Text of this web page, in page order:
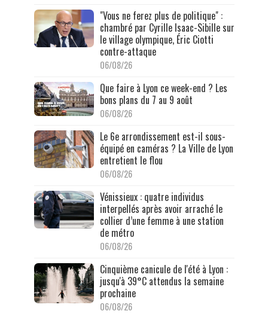
"Vous ne ferez plus de politique" :
chambré par Cyrille Isaac-Sibille sur
le village olympique, Éric Ciotti
contre-attaque
06/08/26
Que faire à Lyon ce week-end ? Les
bons plans du 7 au 9 août
06/08/26
Le 6e arrondissement est-il sous-
équipé en caméras ? La Ville de Lyon
entretient le flou
06/08/26
Vénissieux : quatre individus
interpellés après avoir arraché le
collier d’une femme à une station
de métro
06/08/26
Cinquième canicule de l'été à Lyon :
jusqu'à 39°C attendus la semaine
prochaine
06/08/26